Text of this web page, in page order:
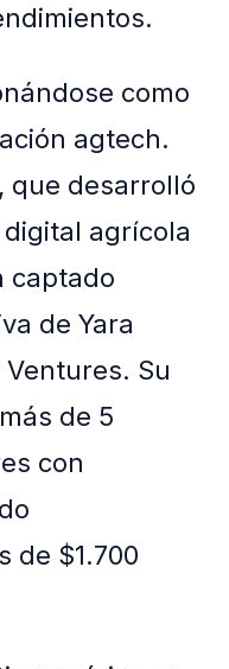
como
agtech.
que desarrolló
agrícola
captado
de Yara
Su
de 5
con
de $1.700